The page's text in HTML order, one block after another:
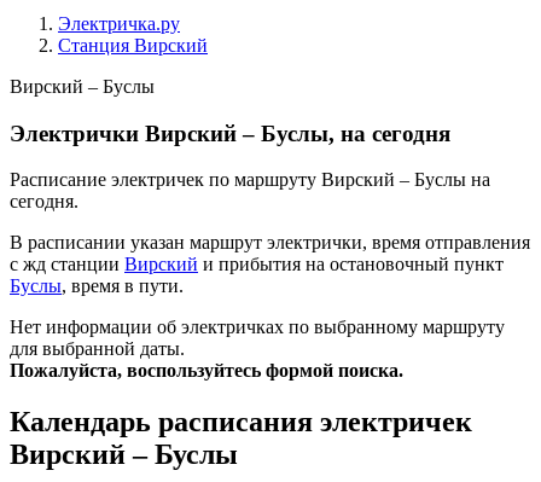
Электричка.ру
Станция Вирский
Вирский – Буслы
Электрички Вирский – Буслы, на сегодня
Расписание электричек по маршруту Вирский – Буслы на
сегодня.
В расписании указан маршрут электрички, время отправления
с жд станции Вирский и прибытия на остановочный пункт
Буслы, время в пути.
Нет информации об электричках по выбранному маршруту
для выбранной даты.
Пожалуйста, воспользуйтесь формой поиска.
Календарь расписания электричек
Вирский – Буслы